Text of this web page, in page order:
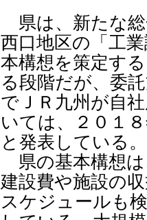
県は、新たな総
西口地区の「工
本構想を策定す
る段階だが、委
でＪＲ九州が自
いては、２０１
と発表している。
県の基本構想は
建設費や施設の
スケジュールも